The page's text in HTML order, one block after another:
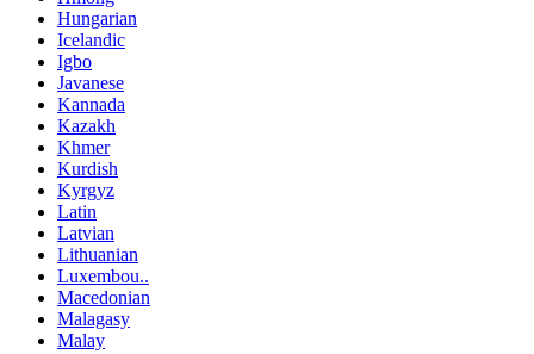
Hungarian
Icelandic
Igbo
Javanese
Kannada
Kazakh
Khmer
Kurdish
Kyrgyz
Latin
Latvian
Lithuanian
Luxembou..
Macedonian
Malagasy
Malay